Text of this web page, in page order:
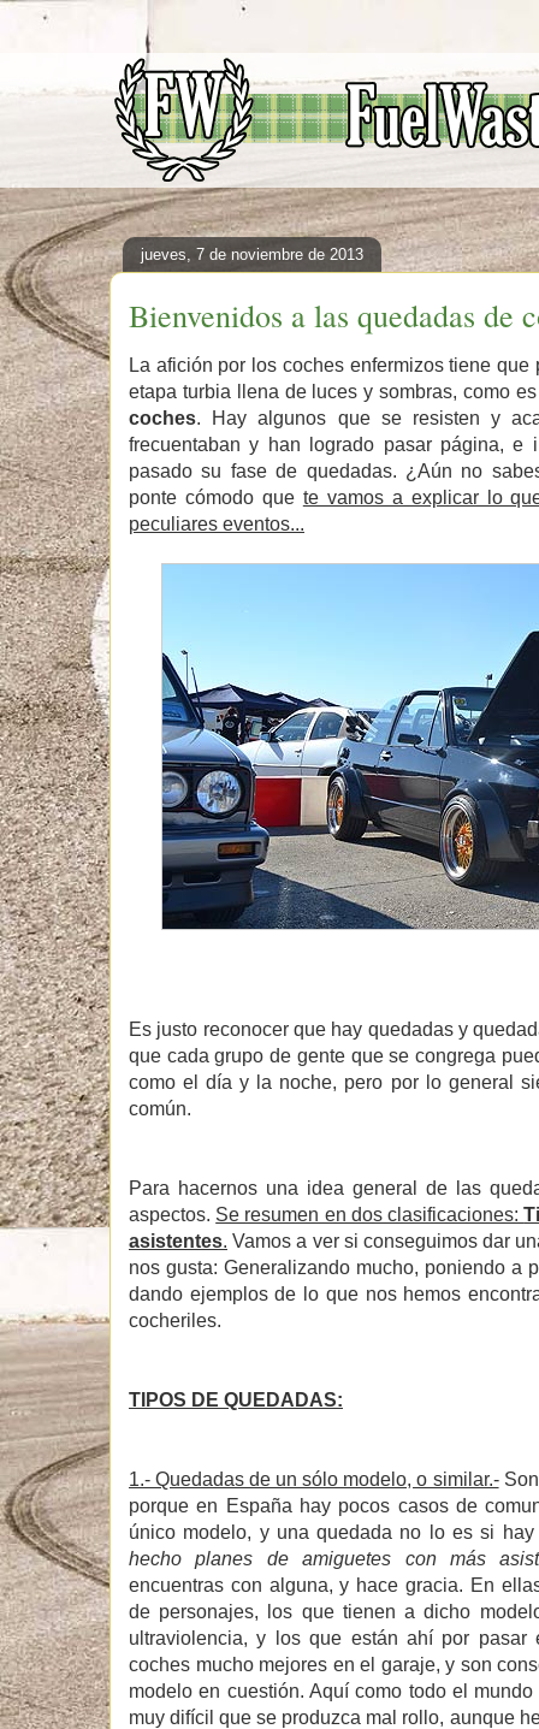
jueves, 7 de noviembre de 2013
Bienvenidos a las quedadas de
La afición por los coches enfermizos tiene que
etapa turbia llena de luces y sombras, como
coches. Hay algunos que se resisten y
frecuentaban y han logrado pasar página, e
pasado su fase de quedadas. ¿Aún no
ponte cómodo que te vamos a explicar lo
peculiares eventos...
Es justo reconocer que hay quedadas y
que cada grupo de gente que se congrega
como el día y la noche, pero por lo general
común.
Para hacernos una idea general de las
aspectos. Se resumen en dos clasificaciones:
asistentes. Vamos a ver si conseguimos dar
nos gusta: Generalizando mucho, poniendo a
dando ejemplos de lo que nos hemos
cocheriles.
TIPOS DE QUEDADAS:
1.- Quedadas de un sólo modelo, o similar.-Son
porque en España hay pocos casos de
único modelo, y una quedada no lo es si
hecho planes de amiguetes con más
encuentras con alguna, y hace gracia. En
de personajes, los que tienen a dicho
ultraviolencia, y los que están ahí por
coches mucho mejores en el garaje, y son
modelo en cuestión. Aquí como todo el
muy difícil que se produzca mal rollo, aunque